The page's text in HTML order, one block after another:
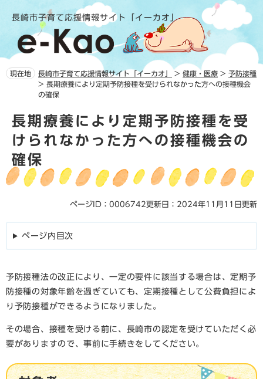
頭
で
飛
ば
長崎市子育て応援情報サイト「イーカオ」
現在地 長崎市子育て応援情報サイト「イーカオ」 > 健康・医療 > 予防接種
> 長期療養により定期予防接種を受けられなかった方への接種機会
の確保
文長期療養により定期予防接種を受
けられなかった方への接種機会の
確保
ページID：0006742更新日：2024年11月11日更新
ページ内目次
予防接種法の改正により、一定の要件に該当する場合は、定期予
防接種の対象年齢を過ぎていても、定期接種として公費負担によ
り予防接種ができるようになりました。
その場合、接種を受ける前に、長崎市の認定を受けていただく必
要がありますので、事前に手続きをしてください。